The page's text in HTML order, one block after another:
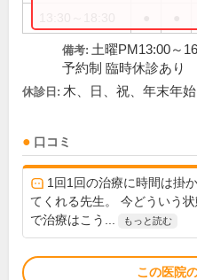
備考: 土曜PM13:00～
予約制 臨時休診あり
休診日: 木、日、祝、年末年始
口コミ
1回1回の治療に時間は掛
てくれる先生。 今どういう
で治療はこう...
もっと読む
この医院